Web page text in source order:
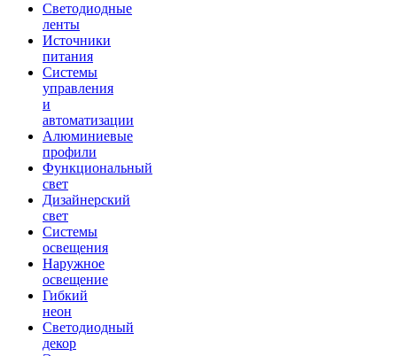
Светодиодные
ленты
Источники
питания
Системы
управления
и
автоматизации
Алюминиевые
профили
Функциональный
свет
Дизайнерский
свет
Системы
освещения
Наружное
освещение
Гибкий
неон
Светодиодный
декор